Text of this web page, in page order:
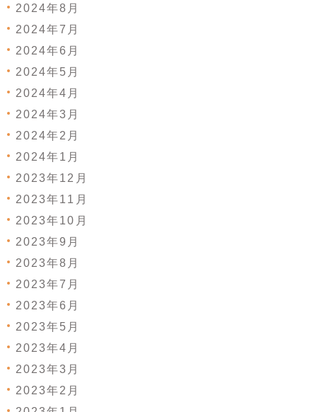
2024年8月
2024年7月
2024年6月
2024年5月
2024年4月
2024年3月
2024年2月
2024年1月
2023年12月
2023年11月
2023年10月
2023年9月
2023年8月
2023年7月
2023年6月
2023年5月
2023年4月
2023年3月
2023年2月